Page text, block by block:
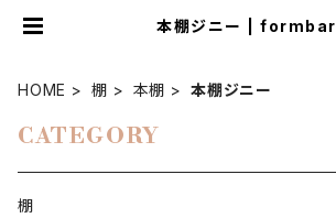
本棚ジニー | formbar
HOME 棚 本棚 本棚ジニー
CATEGORY
棚